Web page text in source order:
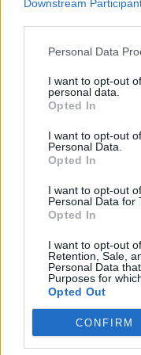
Downstream
Personal Data
I want to opt-out
personal data.
Opted In
I want to opt-out
Personal Data.
Opted In
I want to opt-out
Personal Data for
Opted In
I want to opt-out
Retention, Sale,
Personal Data
Purposes for
Opted Out
CONFIRM